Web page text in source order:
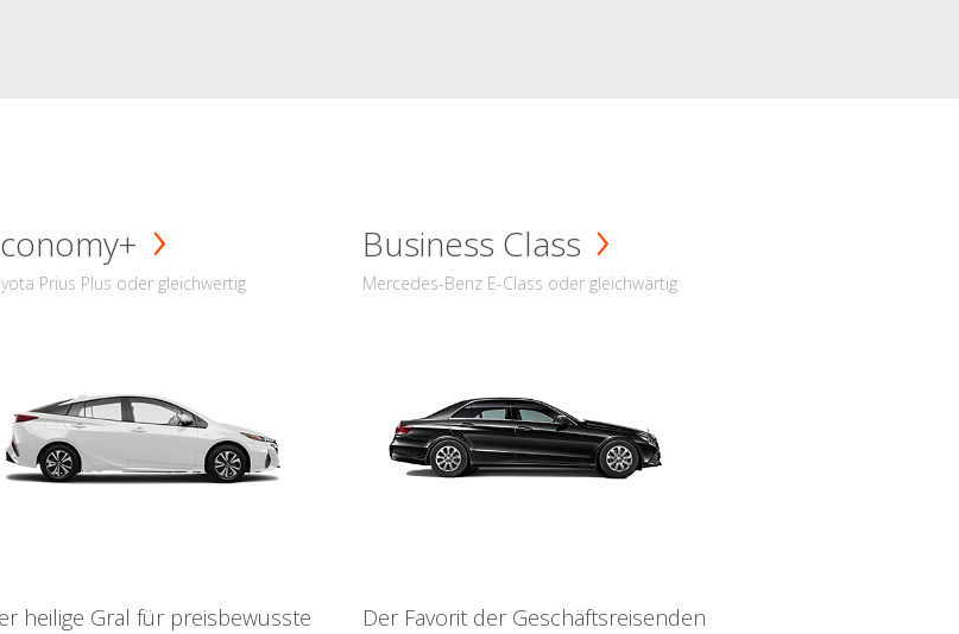
Prius Plus oder gleichwertig
heilige Gral für preisbewusste
Business Class
Mercedes-Benz E-Class oder gleichwärtig
Der Favorit der Geschäftsreisenden